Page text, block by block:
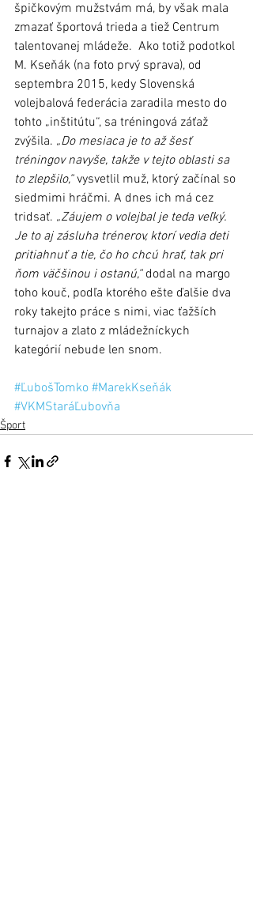
špičkovým mužstvám má, by však mala
zmazať športová trieda a tiež Centrum
talentovanej mládeže.  Ako totiž podotkol
M. Kseňák (na foto prvý sprava), od
septembra 2015, kedy Slovenská
volejbalová federácia zaradila mesto do
tohto „inštitútu“, sa tréningová záťaž
zvýšila. „Do mesiaca je to až šesť
tréningov navyše, takže v tejto oblasti sa
to zlepšilo,“ vysvetlil muž, ktorý začínal so
siedmimi hráčmi. A dnes ich má cez
tridsať. „Záujem o volejbal je teda veľký.
Je to aj zásluha trénerov, ktorí vedia deti
pritiahnuť a tie, čo ho chcú hrať, tak pri
ňom väčšinou i ostanú,“ dodal na margo
toho kouč, podľa ktorého ešte ďalšie dva
roky takejto práce s nimi, viac ťažších
turnajov a zlato z mládežníckych
kategórií nebude len snom.
#ĽubošTomko #MarekKseňák
#VKMStaráĽubovňa
Šport